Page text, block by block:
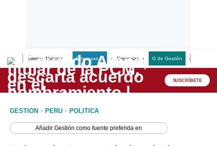
Últimas Noticias Empresas G Empresas G de Gestión
Lo último
Peru Quiosco SUSCRÍBETE
GESTION > PERU > POLITICA
AñadirGestión como fuente preferida en